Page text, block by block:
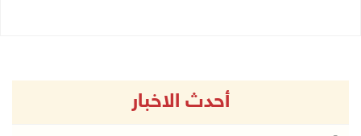
أحدث الاخبار